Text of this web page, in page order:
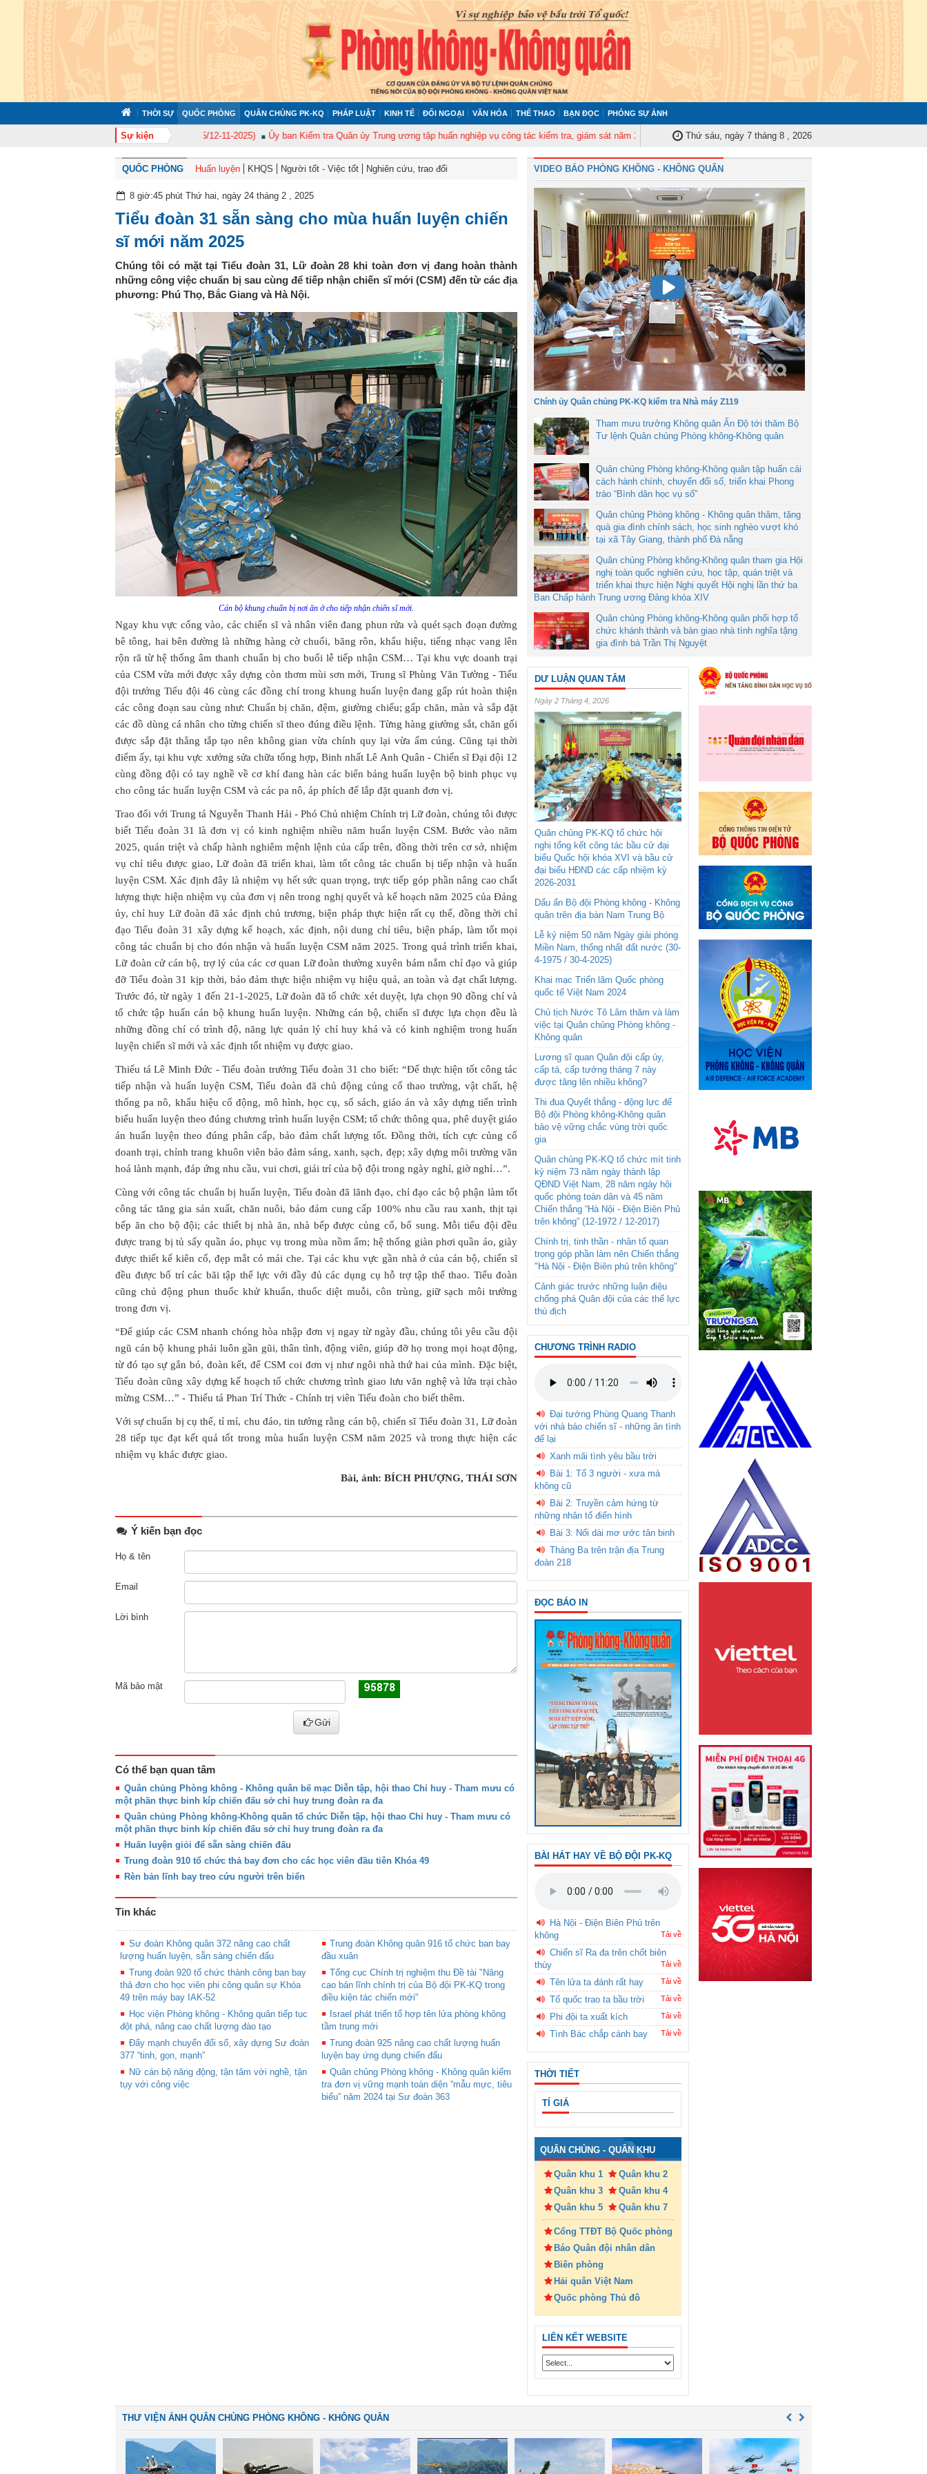
THỜI SỰ QUỐC PHÒNG QUÂN CHỦNG PK-KQ PHÁP LUẬT KINH TẾ ĐỐI NGOẠI VĂN HÓA THỂ THAO BẠN ĐỌC PHÓNG SỰ ẢNH
Sự kiện
50 năm Ngày truyền thống (12-11-1975/12-11-2025) Ủy ban Kiểm tra Quân ủy Trung ương tập huấn nghiệp vụ công tác kiểm tra, giám sát năm 2025 Quân chủng Phòng không - Không quân bế mạc Diễn tập chiến thuật
Thứ sáu, ngày 7 tháng 8 , 2026
QUỐC PHÒNG Huấn luyện KHQS Người tốt - Việc tốt Nghiên cứu, trao đổi
8 giờ:45 phút Thứ hai, ngày 24 tháng 2 , 2025
Tiểu đoàn 31 sẵn sàng cho mùa huấn luyện chiến
sĩ mới năm 2025
Chúng tôi có mặt tại Tiểu đoàn 31, Lữ đoàn 28 khi toàn đơn vị đang hoàn thành
những công việc chuẩn bị sau cùng để tiếp nhận chiến sĩ mới (CSM) đến từ các địa
phương: Phú Thọ, Bắc Giang và Hà Nội.
Cán bộ khung chuẩn bị nơi ăn ở cho tiếp nhận chiến sĩ mới.
Ngay khu vực cổng vào, các chiến sĩ và nhân viên đang phun rửa và quét sạch đoạn đường
bê tông, hai bên đường là những hàng cờ chuối, băng rôn, khẩu hiệu, tiếng nhạc vang lên
rộn rã từ hệ thống âm thanh chuẩn bị cho buổi lễ tiếp nhận CSM… Tại khu vực doanh trại
của CSM vừa mới được xây dựng còn thơm mùi sơn mới, Trung sĩ Phùng Văn Tường - Tiểu
đội trưởng Tiểu đội 46 cùng các đồng chí trong khung huấn luyện đang gấp rút hoàn thiện
các công đoạn sau cùng như: Chuẩn bị chăn, đệm, giường chiếu; gấp chăn, màn và sắp đặt
các đồ dùng cá nhân cho từng chiến sĩ theo đúng điều lệnh. Từng hàng giường sắt, chăn gối
được sắp đặt thẳng tắp tạo nên không gian vừa chính quy lại vừa ấm cúng. Cũng tại thời
điểm ấy, tại khu vực xưởng sửa chữa tổng hợp, Binh nhất Lê Anh Quân - Chiến sĩ Đại đội 12
cùng đồng đội có tay nghề về cơ khí đang hàn các biển bảng huấn luyện bộ binh phục vụ
cho công tác huấn luyện CSM và các pa nô, áp phích để lắp đặt quanh đơn vị.
Trao đổi với Trung tá Nguyễn Thanh Hải - Phó Chủ nhiệm Chính trị Lữ đoàn, chúng tôi được
biết Tiểu đoàn 31 là đơn vị có kinh nghiệm nhiều năm huấn luyện CSM. Bước vào năm
2025, quán triệt và chấp hành nghiêm mệnh lệnh của cấp trên, đồng thời trên cơ sở, nhiệm
vụ chỉ tiêu được giao, Lữ đoàn đã triển khai, làm tốt công tác chuẩn bị tiếp nhận và huấn
luyện CSM. Xác định đây là nhiệm vụ hết sức quan trọng, trực tiếp góp phần nâng cao chất
lượng thực hiện nhiệm vụ của đơn vị nên trong nghị quyết và kế hoạch năm 2025 của Đảng
ủy, chỉ huy Lữ đoàn đã xác định chủ trương, biện pháp thực hiện rất cụ thể, đồng thời chỉ
đạo Tiểu đoàn 31 xây dựng kế hoạch, xác định, nội dung chỉ tiêu, biện pháp, làm tốt mọi
công tác chuẩn bị cho đón nhận và huấn luyện CSM năm 2025. Trong quá trình triển khai,
Lữ đoàn cử cán bộ, trợ lý của các cơ quan Lữ đoàn thường xuyên bám nắm chỉ đạo và giúp
đỡ Tiểu đoàn 31 kịp thời, bảo đảm thực hiện nhiệm vụ hiệu quả, an toàn và đạt chất lượng.
Trước đó, từ ngày 1 đến 21-1-2025, Lữ đoàn đã tổ chức xét duyệt, lựa chọn 90 đồng chí và
tổ chức tập huấn cán bộ khung huấn luyện. Những cán bộ, chiến sĩ được lựa chọn đều là
những đồng chí có trình độ, năng lực quản lý chỉ huy khá và có kinh nghiệm trong huấn
luyện chiến sĩ mới và xác định tốt nhiệm vụ được giao.
Thiếu tá Lê Minh Đức - Tiểu đoàn trưởng Tiểu đoàn 31 cho biết: “Để thực hiện tốt công tác
tiếp nhận và huấn luyện CSM, Tiểu đoàn đã chủ động củng cố thao trường, vật chất, hệ
thống pa nô, khẩu hiệu cổ động, mô hình, học cụ, sổ sách, giáo án và xây dựng tiến trình
biểu huấn luyện theo đúng chương trình huấn luyện CSM; tổ chức thông qua, phê duyệt giáo
án huấn luyện theo đúng phân cấp, bảo đảm chất lượng tốt. Đồng thời, tích cực củng cố
doanh trại, chỉnh trang khuôn viên bảo đảm sáng, xanh, sạch, đẹp; xây dựng môi trường văn
hoá lành mạnh, đáp ứng nhu cầu, vui chơi, giải trí của bộ đội trong ngày nghỉ, giờ nghỉ…”.
Cùng với công tác chuẩn bị huấn luyện, Tiểu đoàn đã lãnh đạo, chỉ đạo các bộ phận làm tốt
công tác tăng gia sản xuất, chăn nuôi, bảo đảm cung cấp 100% nhu cầu rau xanh, thịt tại
bếp ăn cho bộ đội; các thiết bị nhà ăn, nhà bếp được củng cố, bổ sung. Mỗi tiểu đội đều
được trang bị tủ sấy quần áo, phục vụ trong mùa nồm ẩm; hệ thống giàn phơi quần áo, giày
được thiết kế kiên cố, đẹp mắt có mái che. Tại các khu vực gần nhà ở của cán bộ, chiến sĩ
đều được bố trí các bãi tập thể lực với đầy đủ các dụng cụ hỗ trợ tập thể thao. Tiểu đoàn
cũng chủ động phun thuốc khử khuẩn, thuốc diệt muỗi, côn trùng, giữ sạch môi trường
trong đơn vị.
“Để giúp các CSM nhanh chóng hòa nhập đơn vị ngay từ ngày đầu, chúng tôi yêu cầu đội
ngũ cán bộ khung phải luôn gần gũi, thân tình, động viên, giúp đỡ họ trong mọi hoạt động,
từ đó tạo sự gắn bó, đoàn kết, để CSM coi đơn vị như ngôi nhà thứ hai của mình. Đặc biệt,
Tiểu đoàn cũng xây dựng kế hoạch tổ chức chương trình giao lưu văn nghệ và lửa trại chào
mừng CSM…” - Thiếu tá Phan Trí Thức - Chính trị viên Tiểu đoàn cho biết thêm.
Với sự chuẩn bị cụ thể, tỉ mỉ, chu đáo, tin tưởng rằng cán bộ, chiến sĩ Tiểu đoàn 31, Lữ đoàn
28 tiếp tục đạt kết quả tốt trong mùa huấn luyện CSM năm 2025 và trong thực hiện các
nhiệm vụ khác được giao.
Bài, ảnh: BÍCH PHƯỢNG, THÁI SƠN
Ý kiến bạn đọc
Họ & tên
Email
Lời bình
Mã bảo mật
Gửi
Có thể bạn quan tâm
Quân chủng Phòng không - Không quân bế mạc Diễn tập, hội thao Chỉ huy - Tham mưu có
một phần thực binh kíp chiến đấu sở chỉ huy trung đoàn ra đa
Quân chủng Phòng không-Không quân tổ chức Diễn tập, hội thao Chỉ huy - Tham mưu có
một phần thực binh kíp chiến đấu sở chỉ huy trung đoàn ra đa
Huấn luyện giỏi để sẵn sàng chiến đấu
Trung đoàn 910 tổ chức thả bay đơn cho các học viên đầu tiên Khóa 49
Rèn bản lĩnh bay treo cứu người trên biển
Tin khác
Sư đoàn Không quân 372 nâng cao chất
lượng huấn luyện, sẵn sàng chiến đấu
Trung đoàn Không quân 916 tổ chức ban bay
đầu xuân
Trung đoàn 920 tổ chức thành công ban bay
thả đơn cho học viên phi công quân sự Khóa
49 trên máy bay IAK-52
Tổng cục Chính trị nghiệm thu Đề tài "Nâng
cao bản lĩnh chính trị của Bộ đội PK-KQ trong
điều kiện tác chiến mới"
Học viện Phòng không - Không quân tiếp tục
đột phá, nâng cao chất lượng đào tạo
Israel phát triển tổ hợp tên lửa phòng không
tầm trung mới
Đẩy mạnh chuyển đổi số, xây dựng Sư đoàn
377 “tinh, gọn, mạnh”
Trung đoàn 925 nâng cao chất lượng huấn
luyện bay ứng dụng chiến đấu
Nữ cán bộ năng động, tận tâm với nghề, tận
tụy với công việc
Quân chủng Phòng không - Không quân kiểm
tra đơn vị vững mạnh toàn diện “mẫu mực, tiêu
biểu” năm 2024 tại Sư đoàn 363
VIDEO BÁO PHÒNG KHÔNG - KHÔNG QUÂN
Chính ủy Quân chủng PK-KQ kiểm tra Nhà máy Z119
Tham mưu trưởng Không quân Ấn Độ tới thăm Bộ
Tư lệnh Quân chủng Phòng không-Không quân
Quân chủng Phòng không-Không quân tập huấn cải
cách hành chính, chuyển đổi số, triển khai Phong
trào “Bình dân học vụ số”
Quân chủng Phòng không - Không quân thăm, tặng
quà gia đình chính sách, học sinh nghèo vượt khó
tại xã Tây Giang, thành phố Đà nẵng
Quân chủng Phòng không-Không quân tham gia Hội
nghị toàn quốc nghiên cứu, học tập, quán triệt và
triển khai thực hiện Nghị quyết Hội nghị lần thứ ba
Ban Chấp hành Trung ương Đảng khóa XIV
Quân chủng Phòng không-Không quân phối hợp tổ
chức khánh thành và bàn giao nhà tình nghĩa tặng
gia đình bà Trần Thị Nguyệt
DƯ LUẬN QUAN TÂM
Ngày 2 Tháng 4, 2026
Quân chủng PK-KQ tổ chức hội
nghị tổng kết công tác bầu cử đại
biểu Quốc hội khóa XVI và bầu cử
đại biểu HĐND các cấp nhiệm kỳ
2026-2031
Dấu ấn Bộ đội Phòng không - Không
quân trên địa bàn Nam Trung Bộ
Lễ kỷ niệm 50 năm Ngày giải phóng
Miền Nam, thống nhất đất nước (30-
4-1975 / 30-4-2025)
Khai mạc Triển lãm Quốc phòng
quốc tế Việt Nam 2024
Chủ tịch Nước Tô Lâm thăm và làm
việc tại Quân chủng Phòng không -
Không quân
Lương sĩ quan Quân đội cấp úy,
cấp tá, cấp tướng tháng 7 này
được tăng lên nhiều không?
Thi đua Quyết thắng - động lực để
Bộ đội Phòng không-Không quân
bảo vệ vững chắc vùng trời quốc
gia
Quân chủng PK-KQ tổ chức mít tinh
kỷ niệm 73 năm ngày thành lập
QĐND Việt Nam, 28 năm ngày hội
quốc phòng toàn dân và 45 năm
Chiến thắng “Hà Nội - Điện Biên Phủ
trên không” (12-1972 / 12-2017)
Chính trị, tinh thần - nhân tố quan
trọng góp phần làm nên Chiến thắng
"Hà Nội - Điện Biên phủ trên không"
Cảnh giác trước những luận điệu
chống phá Quân đội của các thế lực
thù địch
CHƯƠNG TRÌNH RADIO
Đại tướng Phùng Quang Thanh
với nhà báo chiến sĩ - những ân tình
để lại
Xanh mãi tình yêu bầu trời
Bài 1: Tổ 3 người - xưa mà
không cũ
Bài 2: Truyền cảm hứng từ
những nhân tố điển hình
Bài 3: Nối dài mơ ước tân binh
Tháng Ba trên trận địa Trung
đoàn 218
ĐỌC BÁO IN
BÀI HÁT HAY VỀ BỘ ĐỘI PK-KQ
Hà Nội - Điện Biên Phủ trên
không
Tải về
Chiến sĩ Ra đa trên chốt biên
thùy
Tải về
Tên lửa ta đánh rất hay Tải về
Tổ quốc trao ta bầu trời Tải về
Phi đội ta xuất kích Tải về
Tình Bác chắp cánh bay Tải về
THỜI TIẾT
TỈ GIÁ
QUÂN CHỦNG - QUÂN KHU
Quân khu 1
Quân khu 2
Quân khu 3
Quân khu 4
Quân khu 5
Quân khu 7
Cổng TTĐT Bộ Quốc phòng
Báo Quân đội nhân dân
Biên phòng
Hải quân Việt Nam
Quốc phòng Thủ đô
LIÊN KẾT WEBSITE
THƯ VIỆN ẢNH QUÂN CHỦNG PHÒNG KHÔNG - KHÔNG QUÂN